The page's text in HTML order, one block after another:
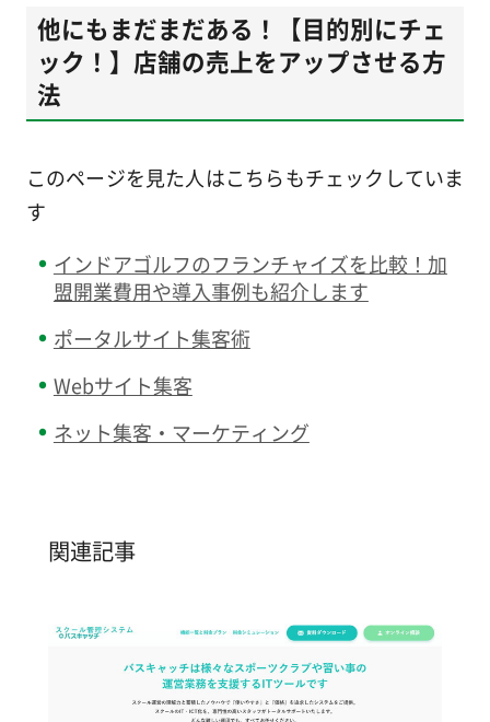
他にもまだまだある！【目的別にチェ
ック！】店舗の売上をアップさせる方
法
このページを見た人はこちらもチェックしていま
す
インドアゴルフのフランチャイズを比較！加
盟開業費用や導入事例も紹介します
ポータルサイト集客術
Webサイト集客
ネット集客・マーケティング
関連記事